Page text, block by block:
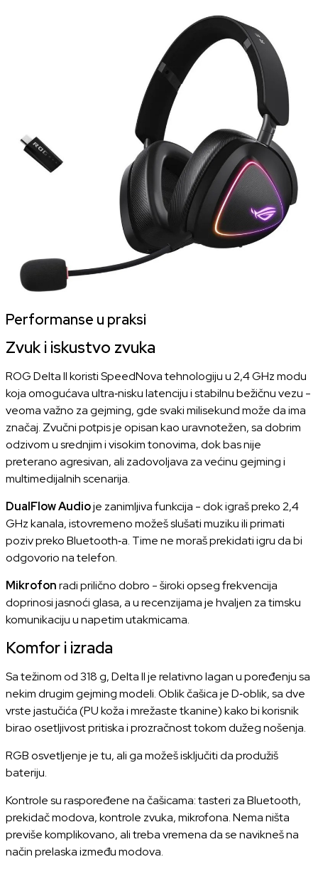
Performanse u praksi
Zvuk i iskustvo zvuka
ROG Delta II koristi SpeedNova tehnologiju u 2,4 GHz modu
koja omogućava ultra‑nisku latenciju i stabilnu bežičnu vezu -
veoma važno za gejming, gde svaki milisekund može da ima
značaj. Zvučni potpis je opisan kao uravnotežen, sa dobrim
odzivom u srednjim i visokim tonovima, dok bas nije
preterano agresivan, ali zadovoljava za većinu gejming i
multimedijalnih scenarija.
DualFlow Audioje zanimljiva funkcija - dok igraš preko 2,4
GHz kanala, istovremeno možeš slušati muziku ili primati
poziv preko Bluetooth‑a. Time ne moraš prekidati igru da bi
odgovorio na telefon.
Mikrofonradi prilično dobro - široki opseg frekvencija
doprinosi jasnoći glasa, a u recenzijama je hvaljen za timsku
komunikaciju u napetim utakmicama.
Komfor i izrada
Sa težinom od 318 g, Delta II je relativno lagan u poređenju sa
nekim drugim gejming modeli. Oblik čašica je D‑oblik, sa dve
vrste jastučića (PU koža i mrežaste tkanine) kako bi korisnik
birao osetljivost pritiska i prozračnost tokom dužeg nošenja.
RGB osvetljenje je tu, ali ga možeš isključiti da produžiš
bateriju.
Kontrole su raspoređene na čašicama: tasteri za Bluetooth,
prekidač modova, kontrole zvuka, mikrofona. Nema ništa
previše komplikovano, ali treba vremena da se navikneš na
način prelaska između modova.